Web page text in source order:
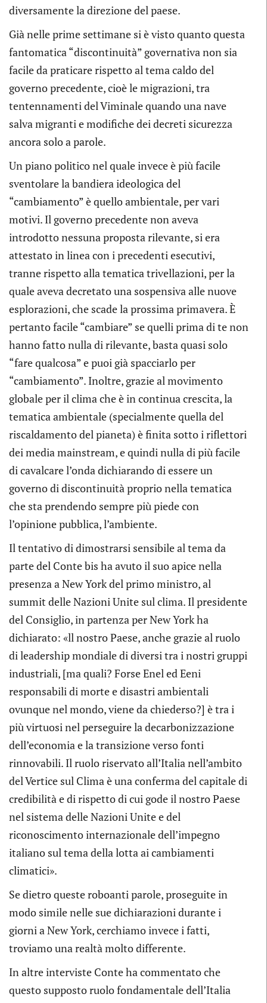
diversamente la direzione del paese.
Già nelle prime settimane si è visto quanto questa
fantomatica “discontinuità” governativa non sia
facile da praticare rispetto al tema caldo del
governo precedente, cioè le migrazioni, tra
tentennamenti del Viminale quando una nave
salva migranti e modifiche dei decreti sicurezza
ancora solo a parole.
Un piano politico nel quale invece è più facile
sventolare la bandiera ideologica del
“cambiamento” è quello ambientale, per vari
motivi. Il governo precedente non aveva
introdotto nessuna proposta rilevante, si era
attestato in linea con i precedenti esecutivi,
tranne rispetto alla tematica trivellazioni, per la
quale aveva decretato una sospensiva alle nuove
esplorazioni, che scade la prossima primavera. È
pertanto facile “cambiare” se quelli prima di te non
hanno fatto nulla di rilevante, basta quasi solo
“fare qualcosa” e puoi già spacciarlo per
“cambiamento”. Inoltre, grazie al movimento
globale per il clima che è in continua crescita, la
tematica ambientale (specialmente quella del
riscaldamento del pianeta) è finita sotto i riflettori
dei media mainstream, e quindi nulla di più facile
di cavalcare l’onda dichiarando di essere un
governo di discontinuità proprio nella tematica
che sta prendendo sempre più piede con
l’opinione pubblica, l’ambiente.
Il tentativo di dimostrarsi sensibile al tema da
parte del Conte bis ha avuto il suo apice nella
presenza a New York del primo ministro, al
summit delle Nazioni Unite sul clima. Il presidente
del Consiglio, in partenza per New York ha
dichiarato: «ll nostro Paese, anche grazie al ruolo
di leadership mondiale di diversi tra i nostri gruppi
industriali, [ma quali? Forse Enel ed Eeni
responsabili di morte e disastri ambientali
ovunque nel mondo, viene da chiederso?] è tra i
più virtuosi nel perseguire la decarbonizzazione
dell’economia e la transizione verso fonti
rinnovabili. Il ruolo riservato all’Italia nell’ambito
del Vertice sul Clima è una conferma del capitale di
credibilità e di rispetto di cui gode il nostro Paese
nel sistema delle Nazioni Unite e del
riconoscimento internazionale dell’impegno
italiano sul tema della lotta ai cambiamenti
climatici».
Se dietro queste roboanti parole, proseguite in
modo simile nelle sue dichiarazioni durante i
giorni a New York, cerchiamo invece i fatti,
troviamo una realtà molto differente.
In altre interviste Conte ha commentato che
questo supposto ruolo fondamentale dell’Italia